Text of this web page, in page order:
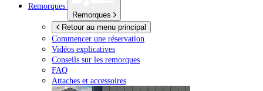
Remorques
Remorques
Retour au menu principal
Commencer une réservation
Vidéos explicatives
Conseils sur les remorques
FAQ
Attaches et accessoires